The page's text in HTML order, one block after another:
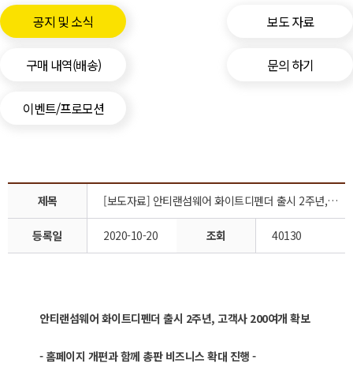
공지 및 소식 보도 자료
구매 내역(배송) 문의 하기
이벤트/프로모션
제목 [보도자료] 안티랜섬웨어 화이트디펜더 출시 2주년, 고객사 200여개 확보
등록일 2020-10-20 조회 40130
안티랜섬웨어 화이트디펜더 출시 2주년, 고객사 200여개 확보
- 홈페이지 개편과 함께 총판 비즈니스 확대 진행 -